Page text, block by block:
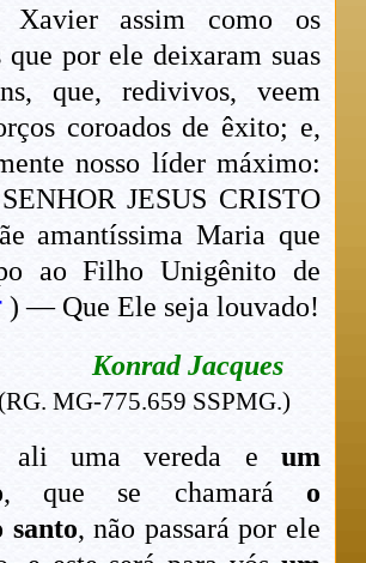
Xavier assim como os
por ele deixaram suas
que, redivivos, veem
coroados de êxito; e,
nosso líder máximo:
JESUS CRISTO
amantíssima Maria que
ao Filho Unigênito de
) — Que Ele seja louvado!
Konrad Jacques
(RG. MG-775.659 SSPMG.)
ali uma vereda e um
, que se chamará o
santo, não passará por ele